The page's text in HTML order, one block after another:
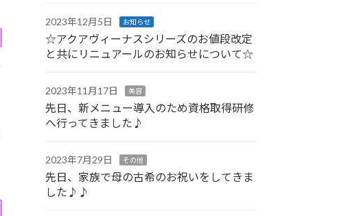
2023年12月5日 お知らせ
☆アクアヴィーナスシリーズのお値段改定
と共にリニュアールのお知らせについて☆
2023年11月17日 美容
先日、新メニュー導入のため資格取得研修
へ行ってきました♪
2023年7月29日 その他
先日、家族で母の古希のお祝いをしてきま
した♪♪